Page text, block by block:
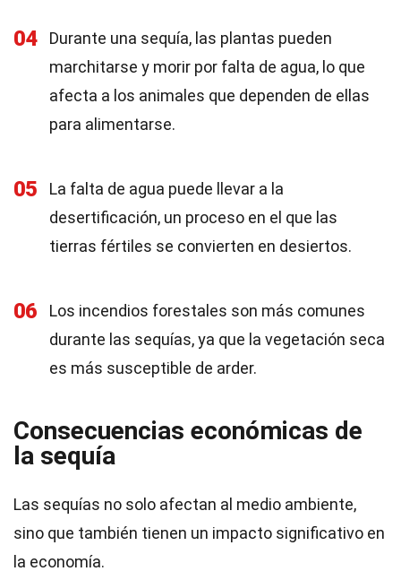
04
Durante una sequía, las plantas pueden
marchitarse y morir por falta de agua, lo que
afecta a los animales que dependen de ellas
para alimentarse.
05
La falta de agua puede llevar a la
desertificación, un proceso en el que las
tierras fértiles se convierten en desiertos.
06
Los incendios forestales son más comunes
durante las sequías, ya que la vegetación seca
es más susceptible de arder.
Consecuencias económicas de
la sequía
Las sequías no solo afectan al medio ambiente,
sino que también tienen un impacto significativo en
la economía.